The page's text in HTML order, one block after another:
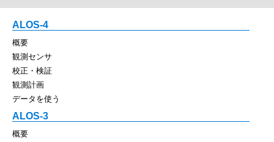
ALOS-4
概要
観測センサ
校正・検証
観測計画
データを使う
ALOS-3
概要